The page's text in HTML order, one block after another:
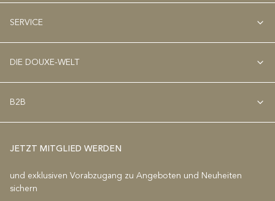
SERVICE
DIE DOUXE-WELT
B2B
JETZT MITGLIED WERDEN
und exklusiven Vorabzugang zu Angeboten und Neuheiten
sichern